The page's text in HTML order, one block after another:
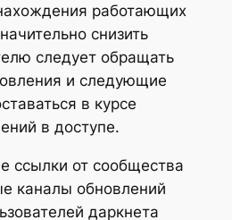
работающих
снизить
следует обращать
и следующие
в курсе
в доступе.
ссылки от сообщества
каналы обновлений
даркнета